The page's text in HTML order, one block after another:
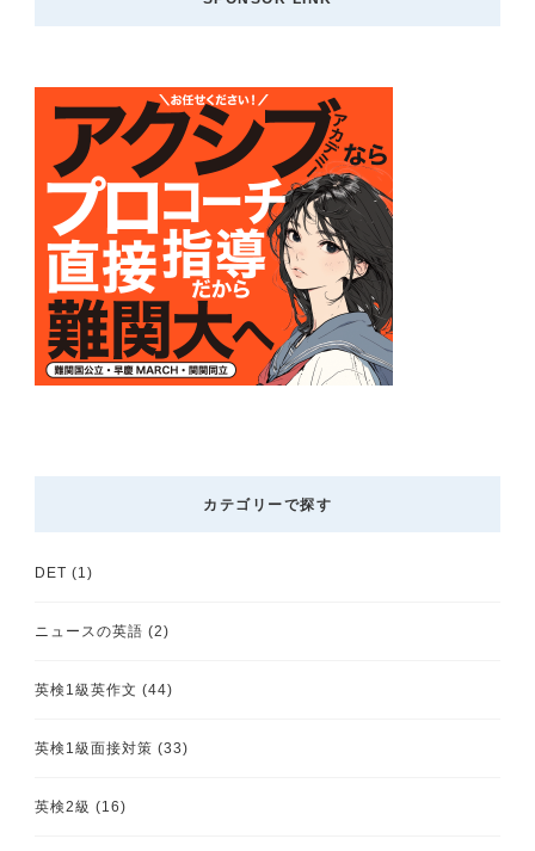
カテゴリーで探す
DET (1)
ニュースの英語 (2)
英検1級英作文 (44)
英検1級面接対策 (33)
英検2級 (16)